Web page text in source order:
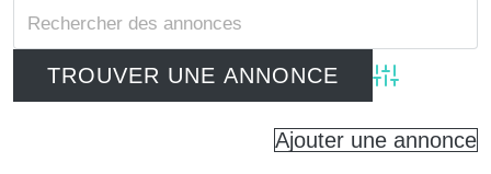
Advanced
Ajouter une annonce